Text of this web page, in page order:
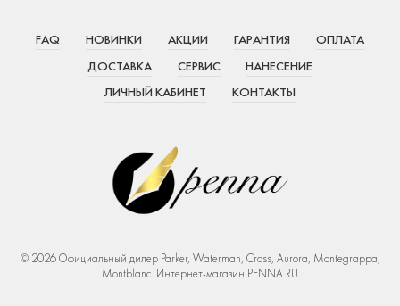
FAQ НОВИНКИ АКЦИИ ГАРАНТИЯ
ОПЛАТА
ДОСТАВКА
СЕРВИС
НАНЕСЕНИЕ
ЛИЧНЫЙ КАБИНЕТ
КОНТАКТЫ
© 2026 Официальный дилер Parker, Waterman, Cross, Aurora, Montegrappa,
Montblanc. Интернет-магазин PENNA.RU